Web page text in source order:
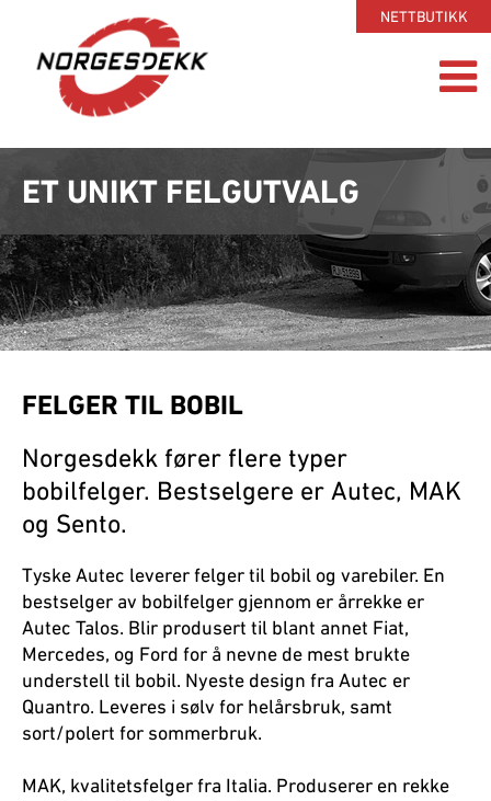
NETTBUTIKK
ET UNIKT FELGUTVALG
FELGER TIL BOBIL
Norgesdekk fører flere typer
bobilfelger. Bestselgere er Autec, MAK
og Sento.
Tyske Autec leverer felger til bobil og varebiler. En
bestselger av bobilfelger gjennom er årrekke er
Autec Talos. Blir produsert til blant annet Fiat,
Mercedes, og Ford for å nevne de mest brukte
understell til bobil. Nyeste design fra Autec er
Quantro. Leveres i sølv for helårsbruk, samt
sort/polert for sommerbruk.
MAK, kvalitetsfelger fra Italia. Produserer en rekke